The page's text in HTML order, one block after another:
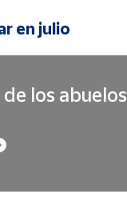
en julio
de los abuelos